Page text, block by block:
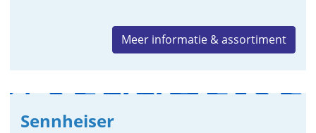
Meer informatie & assortiment
Sennheiser